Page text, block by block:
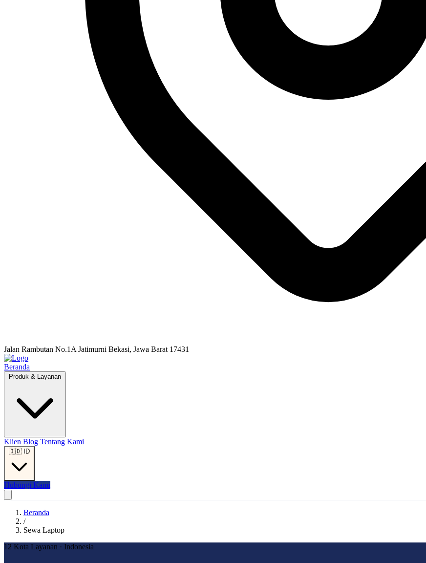
Jalan Rambutan No.1A Jatimurni Bekasi, Jawa Barat 17431
Beranda
Produk & Layanan
Klien Blog Tentang Kami
🇮🇩 ID
Hubungi Kami
Beranda
/
Sewa Laptop
12 Kota Layanan · Indonesia